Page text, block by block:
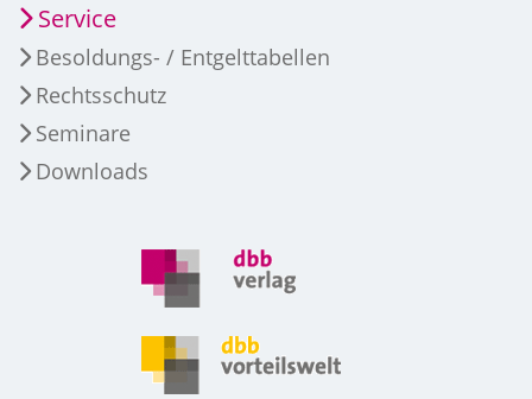
Service
Besoldungs- / Entgelttabellen
Rechtsschutz
Seminare
Downloads